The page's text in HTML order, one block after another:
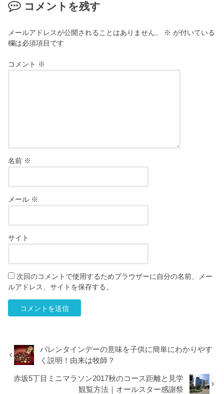
コメントを残す
メールアドレスが公開されることはありません。 ※ が付いている
欄は必須項目です
コメント ※
名前 ※
メール ※
サイト
次回のコメントで使用するためブラウザーに自分の名前、メー
ルアドレス、サイトを保存する。
バレンタインデーの意味を子供に簡単にわかりやす
く説明！由来は牧師？
赤坂5丁目ミニマラソン2017秋のコース距離と見学
観覧方法｜オールスター感謝祭